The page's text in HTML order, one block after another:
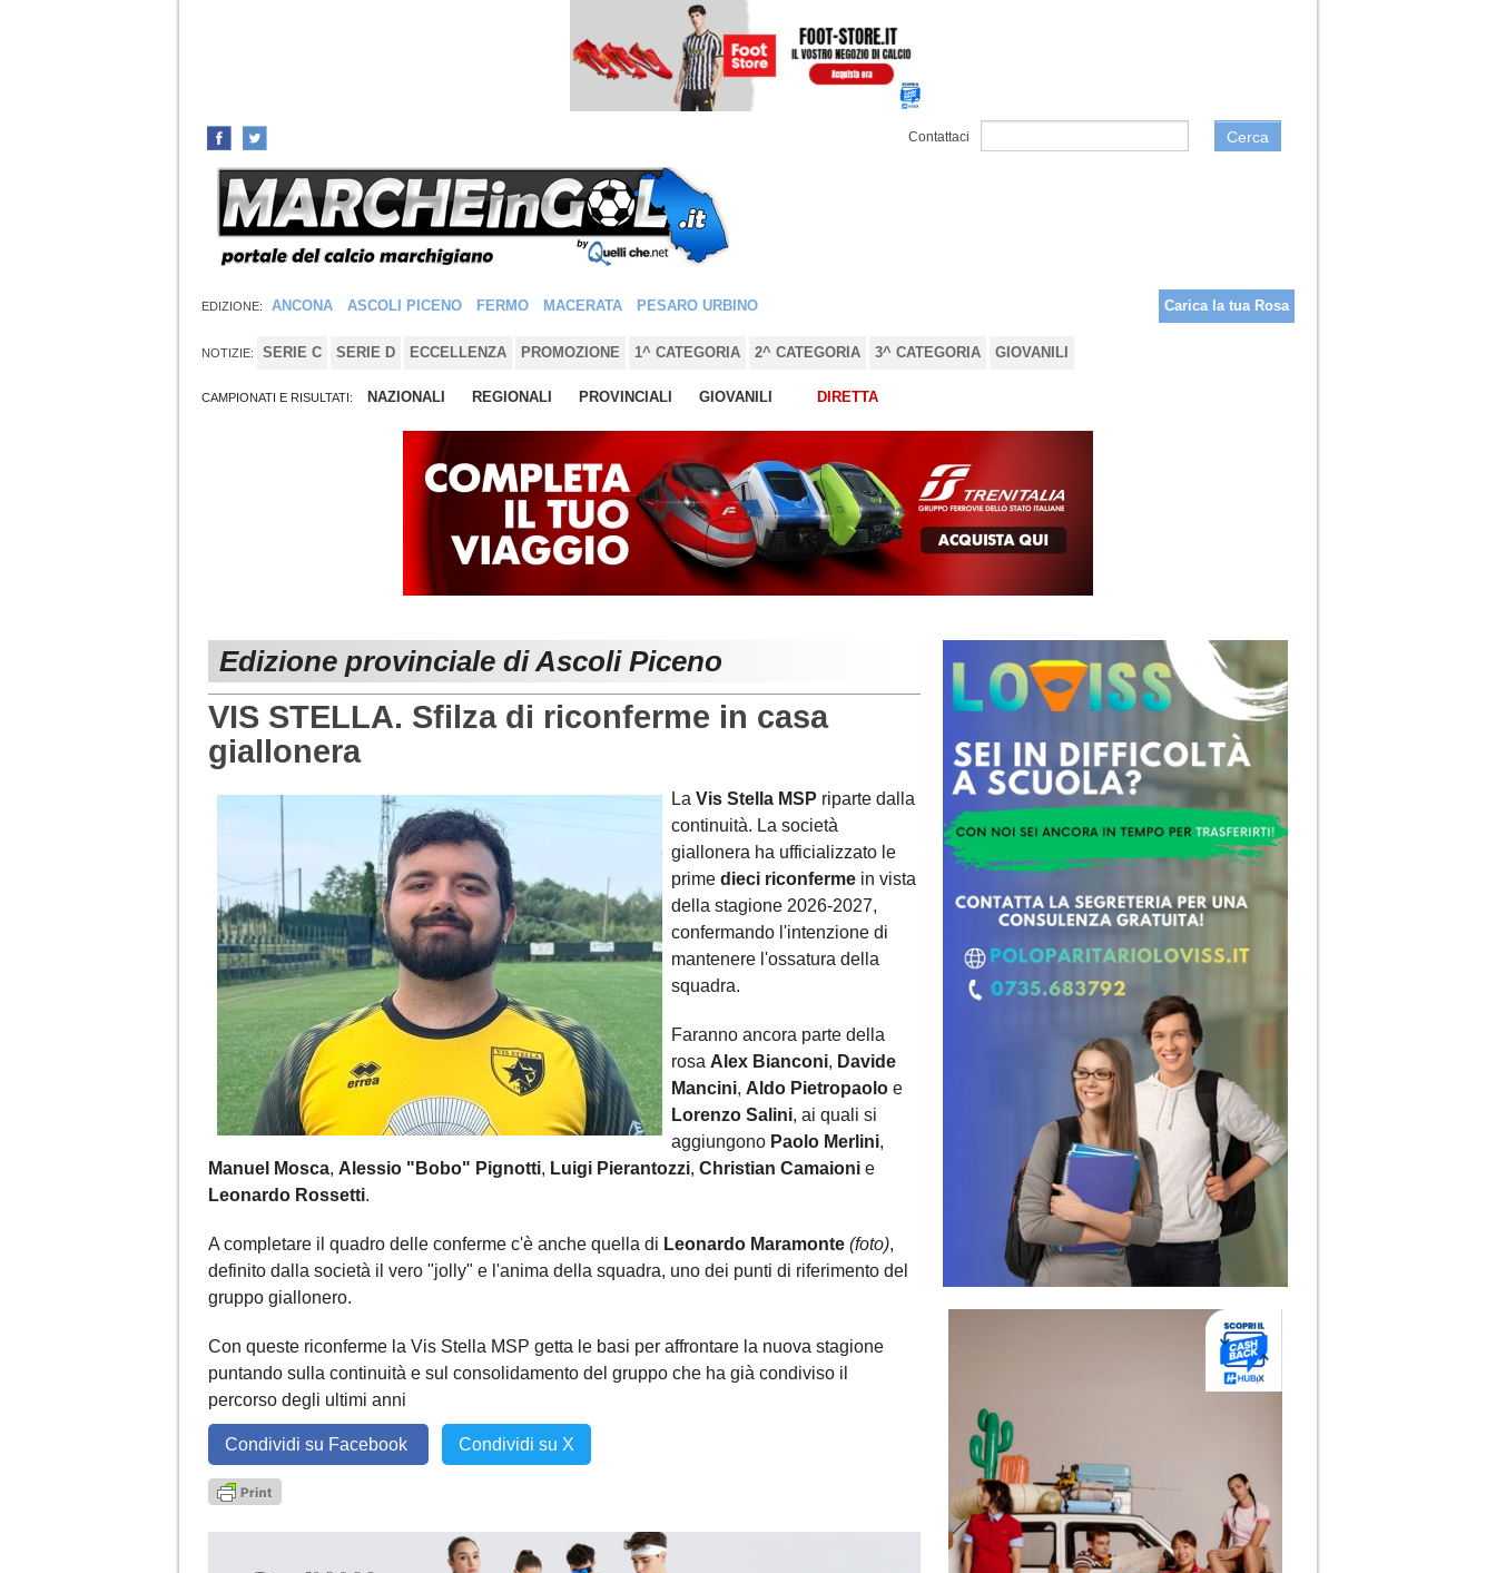
Contattaci Cerca
EDIZIONE: ANCONA ASCOLI PICENO FERMO MACERATA PESARO URBINO Carica la tua Rosa
NOTIZIE: SERIE C SERIE D ECCELLENZA PROMOZIONE 1^ CATEGORIA 2^ CATEGORIA 3^ CATEGORIA GIOVANILI
CAMPIONATI E RISULTATI: NAZIONALI REGIONALI PROVINCIALI GIOVANILI DIRETTA
Edizione provinciale di Ascoli Piceno
VIS STELLA. Sfilza di riconferme in casa
giallonera
La Vis Stella MSP riparte dalla
continuità. La società
giallonera ha ufficializzato le
prime dieci riconferme in vista
della stagione 2026-2027,
confermando l'intenzione di
mantenere l'ossatura della
squadra.
Faranno ancora parte della
rosa Alex Bianconi, Davide
Mancini, Aldo Pietropaolo e
Lorenzo Salini, ai quali si
aggiungono Paolo Merlini,
Manuel Mosca, Alessio "Bobo" Pignotti, Luigi Pierantozzi, Christian Camaioni e
Leonardo Rossetti.
A completare il quadro delle conferme c'è anche quella di Leonardo Maramonte (foto),
definito dalla società il vero "jolly" e l'anima della squadra, uno dei punti di riferimento del
gruppo giallonero.
Con queste riconferme la Vis Stella MSP getta le basi per affrontare la nuova stagione
puntando sulla continuità e sul consolidamento del gruppo che ha già condiviso il
percorso degli ultimi anni
Condividi su Facebook Condividi su X